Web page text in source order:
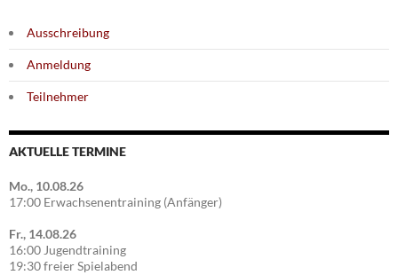
Ausschreibung
Anmeldung
Teilnehmer
AKTUELLE TERMINE
Mo., 10.08.26
17:00 Erwachsenentraining (Anfänger)
Fr., 14.08.26
16:00 Jugendtraining
19:30 freier Spielabend